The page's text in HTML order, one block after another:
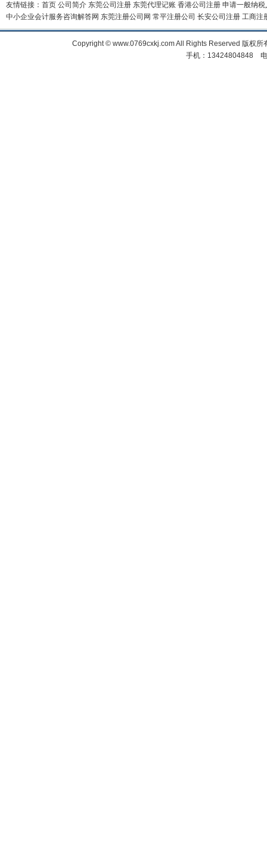
友情链接： 首页 公司简介 东莞公司注册 东莞代理记账 香港公司注册 申请一般纳税
中小企业会计服务咨询解答网 东莞注册公司网 常平注册公司 长安公司注册 工商注
Copyright © www.0769cxkj.com All Rights Reserved 版权
手机：13424804848